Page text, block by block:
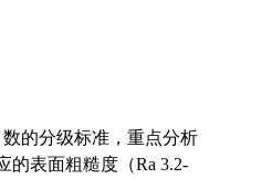
的分级标准，重点分析
的表面粗糙度（Ra 3.2-